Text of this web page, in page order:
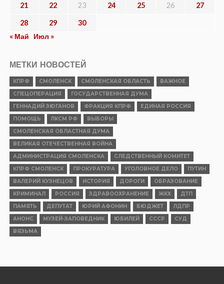
полугодие 2026 года
ПОЛИТИКА
Не спасет пиар-отдел, если нет
реальных дел
Опубликовано02.08.2026
КРИМИНАЛ
Обманул государство ради бизнеса:
смоленскому предпринимателю дали
3,5 года колонии строгого режима
Опубликовано01.08.2026
ИНТЕРНЕТ И СМИ
Подписывайтесь на канал «Смоленской
правды» в мессенджере МАХ